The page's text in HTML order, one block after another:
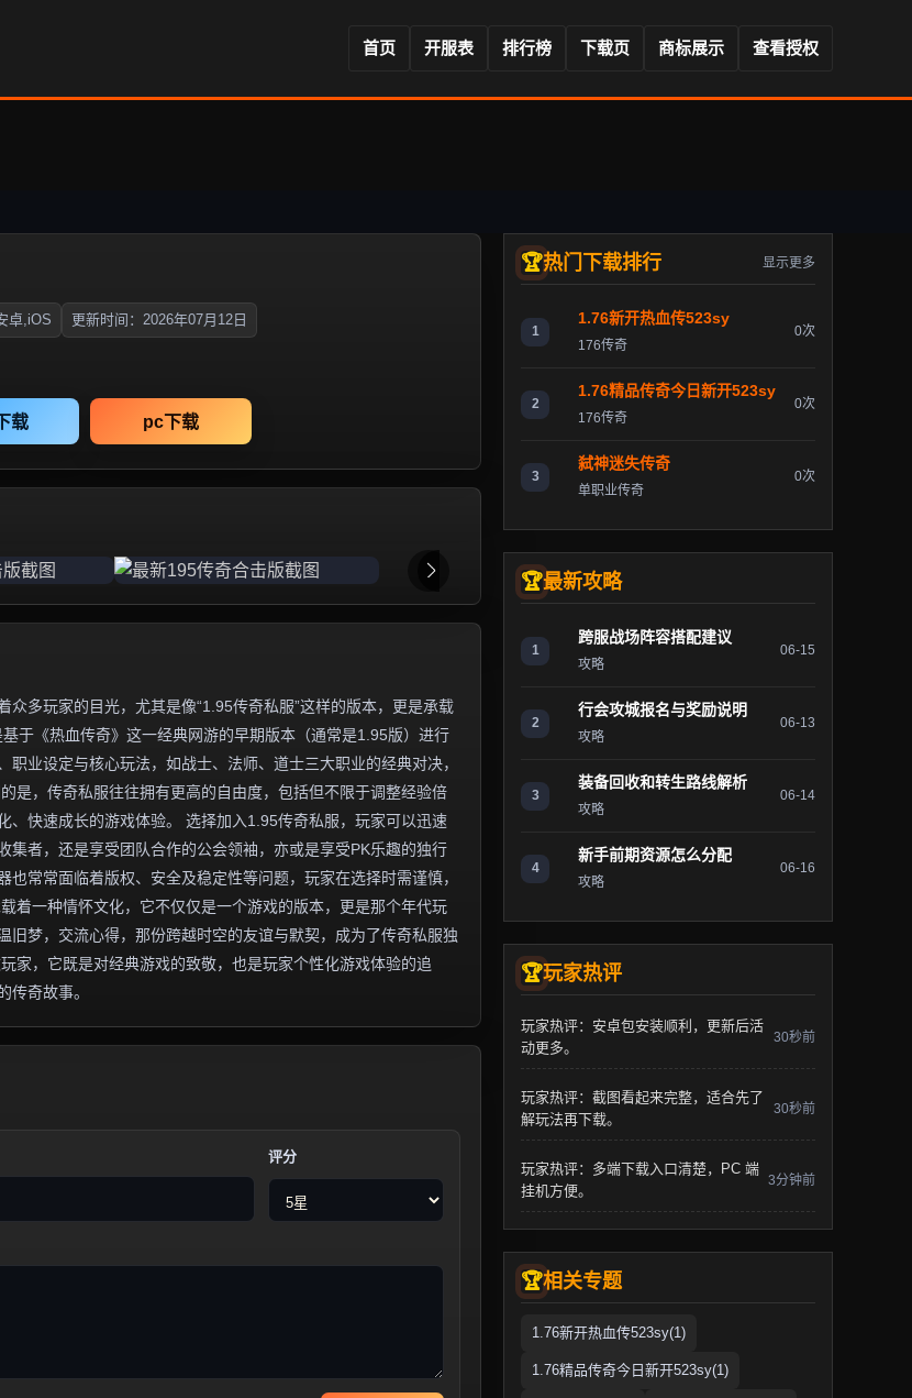
首页 开服表 排行榜 下载页 商标展示 查看授权
卓,iOS 更新时间：2026年07月12日
载 pc下载
多玩家的目光，尤其是像“1.95传奇私服”这样的版本，更是承载
于《热血传奇》这一经典网游的早期版本（通常是1.95版）进行
业设定与核心玩法，如战士、法师、道士三大职业的经典对决，
是，传奇私服往往拥有更高的自由度，包括但不限于调整经验倍
快速成长的游戏体验。 选择加入1.95传奇私服，玩家可以迅速
者，还是享受团队合作的公会领袖，亦或是享受PK乐趣的独行
常常面临着版权、安全及稳定性等问题，玩家在选择时需谨慎，
着一种情怀文化，它不仅仅是一个游戏的版本，更是那个年代玩
梦，交流心得，那份跨越时空的友谊与默契，成为了传奇私服独
家，它既是对经典游戏的致敬，也是玩家个性化游戏体验的追
传奇故事。
评分
热门下载排行 显示更多
1
1.76新开热血传523sy
176传奇
0次
2
1.76精品传奇今日新开523sy
176传奇
0次
3
弑神迷失传奇
单职业传奇
0次
最新攻略
1
跨服战场阵容搭配建议
攻略
06-15
2
行会攻城报名与奖励说明
攻略
06-13
3
装备回收和转生路线解析
攻略
06-14
4
新手前期资源怎么分配
攻略
06-16
玩家热评
玩家热评：安卓包安装顺利，更新后活
动更多。
30秒前
玩家热评：截图看起来完整，适合先了
解玩法再下载。
30秒前
玩家热评：多端下载入口清楚，PC 端
挂机方便。
3分钟前
相关专题
1.76新开热血传523sy(1)
1.76精品传奇今日新开523sy(1)